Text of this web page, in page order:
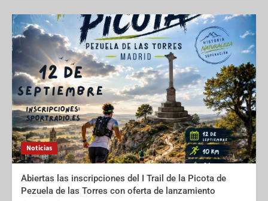
Noticias
Abiertas las inscripciones del I Trail de la Picota de
Pezuela de las Torres con oferta de lanzamiento